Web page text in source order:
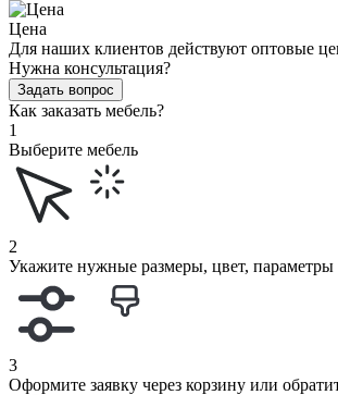
Цена
Для наших клиентов действуют оптовые
Нужна консультация?
Задать вопрос
Как заказать мебель?
1
Выберите мебель
2
Укажите нужные размеры, цвет, параметры
3
Оформите заявку через корзину или